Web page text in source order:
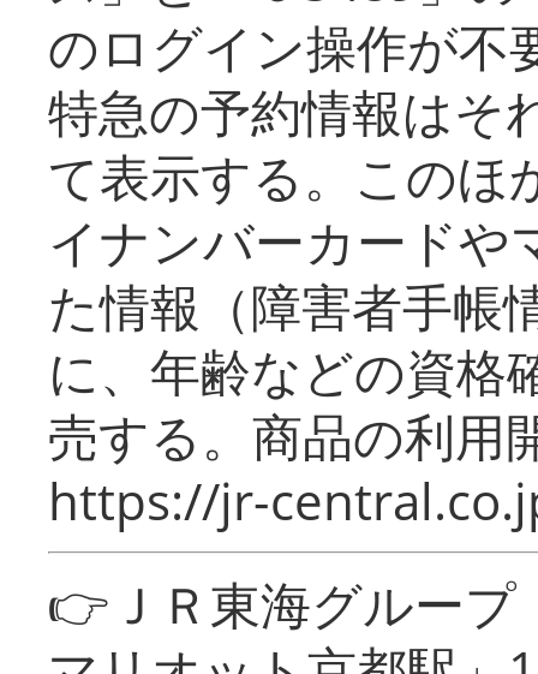
のログイン操作が不
特急の予約情報はそ
て表示する。このほ
イナンバーカードや
た情報（障害者手帳
に、年齢などの資格
売する。商品の利用
https://jr-
👉ＪＲ東海グルー